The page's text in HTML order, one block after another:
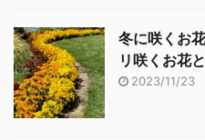
冬に咲くお
リ咲くお花と
2023/11/23